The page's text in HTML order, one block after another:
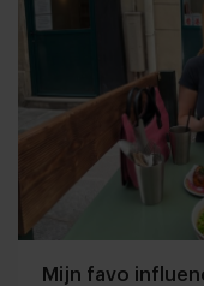
Mijn favo